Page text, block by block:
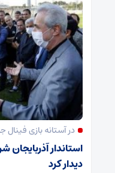
در آستانه بازی
استاندار آذربایجان
دیدار کرد